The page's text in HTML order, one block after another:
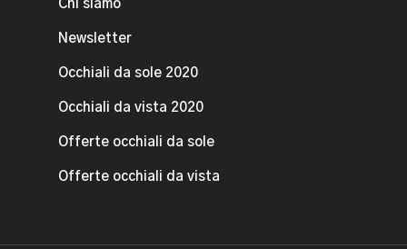
Chi siamo
Newsletter
Occhiali da sole 2020
Occhiali da vista 2020
Offerte occhiali da sole
Offerte occhiali da vista